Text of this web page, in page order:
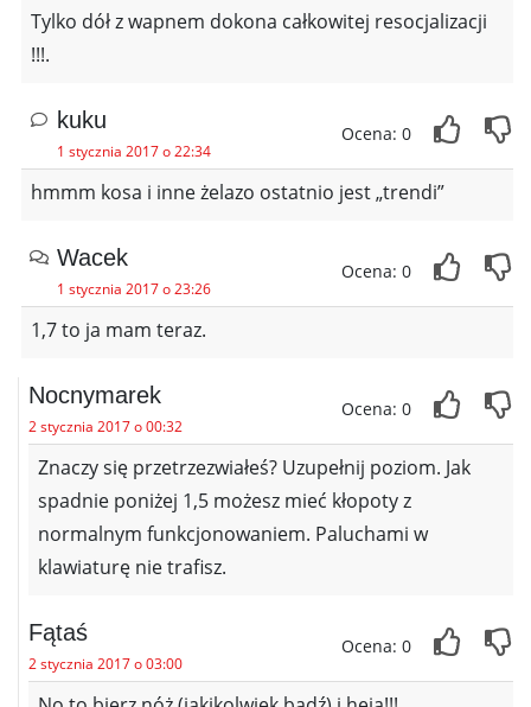
Tylko dół z wapnem dokona całkowitej resocjalizacji
!!!.
kuku
1 stycznia 2017 o 22:34
Ocena: 0
hmmm kosa i inne żelazo ostatnio jest „trendi”
Wacek
1 stycznia 2017 o 23:26
Ocena: 0
1,7 to ja mam teraz.
Nocnymarek
2 stycznia 2017 o 00:32
Ocena: 0
Znaczy się przetrzezwiałeś? Uzupełnij poziom. Jak
spadnie poniżej 1,5 możesz mieć kłopoty z
normalnym funkcjonowaniem. Paluchami w
klawiaturę nie trafisz.
Fątaś
2 stycznia 2017 o 03:00
Ocena: 0